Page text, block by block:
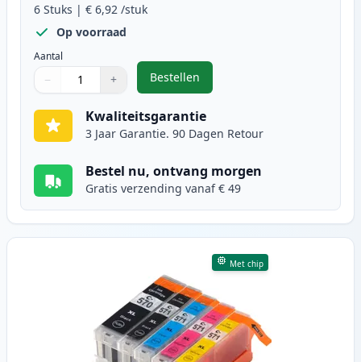
6 Stuks | € 6,92 /stuk
Op voorraad
Aantal
Gebruik de knoppen om aan te passen
− +
1
Bestellen
,6 stuks Canon PGI-570XL &
Kwaliteitsgarantie
3 Jaar Garantie. 90 Dagen Retour
Bestel nu, ontvang morgen
Gratis verzending vanaf € 49
Met chip